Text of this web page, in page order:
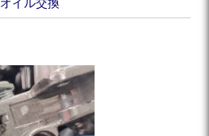
イル交換